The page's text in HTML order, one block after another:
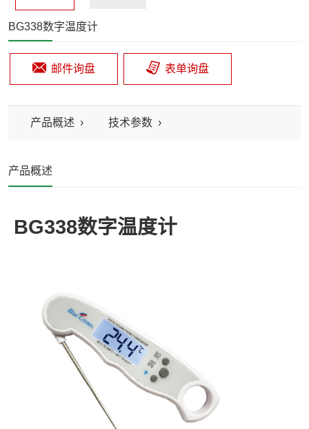
BG338数字温度计
邮件询盘 表单询盘
产品概述 技术参数
产品概述
BG338数字温度计